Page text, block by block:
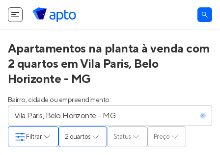
Apartamentos na planta à venda com
2 quartos em Vila Paris, Belo
Horizonte - MG
Bairro, cidade ou empreendimento
2 quartos Status Preço
Filtrar